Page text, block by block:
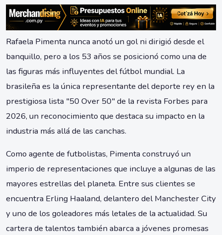
Rafaela Pimenta nunca anotó un gol ni dirigió desde el
banquillo, pero a los 53 años se posicionó como una de
las figuras más influyentes del fútbol mundial. La
brasileña es la única representante del deporte rey en la
prestigiosa lista "50 Over 50" de la revista Forbes para
2026, un reconocimiento que destaca su impacto en la
industria más allá de las canchas.
Como agente de futbolistas, Pimenta construyó un
imperio de representaciones que incluye a algunas de las
mayores estrellas del planeta. Entre sus clientes se
encuentra Erling Haaland, delantero del Manchester City
y uno de los goleadores más letales de la actualidad. Su
cartera de talentos también abarca a jóvenes promesas